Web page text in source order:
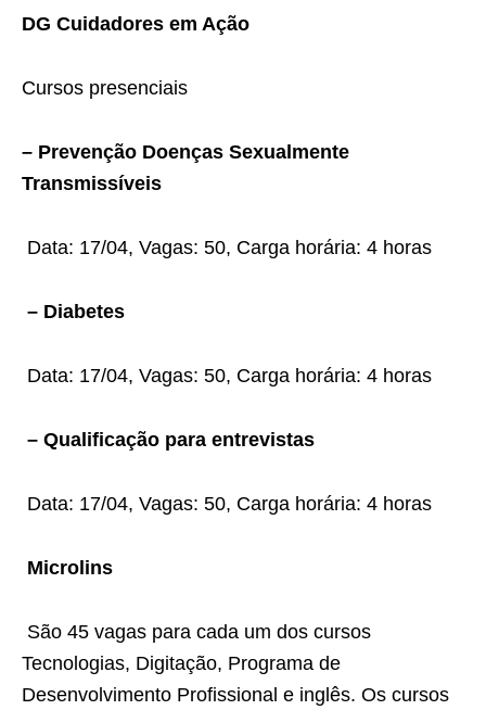
DG Cuidadores em Ação
Cursos presenciais
– Prevenção Doenças Sexualmente
Transmissíveis
Data: 17/04, Vagas: 50, Carga horária: 4 horas
– Diabetes
Data: 17/04, Vagas: 50, Carga horária: 4 horas
– Qualificação para entrevistas
Data: 17/04, Vagas: 50, Carga horária: 4 horas
Microlins
São 45 vagas para cada um dos cursos
Tecnologias, Digitação, Programa de
Desenvolvimento Profissional e inglês. Os cursos